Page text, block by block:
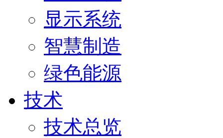
显示系统
智慧制造
绿色能源
技术
技术总览